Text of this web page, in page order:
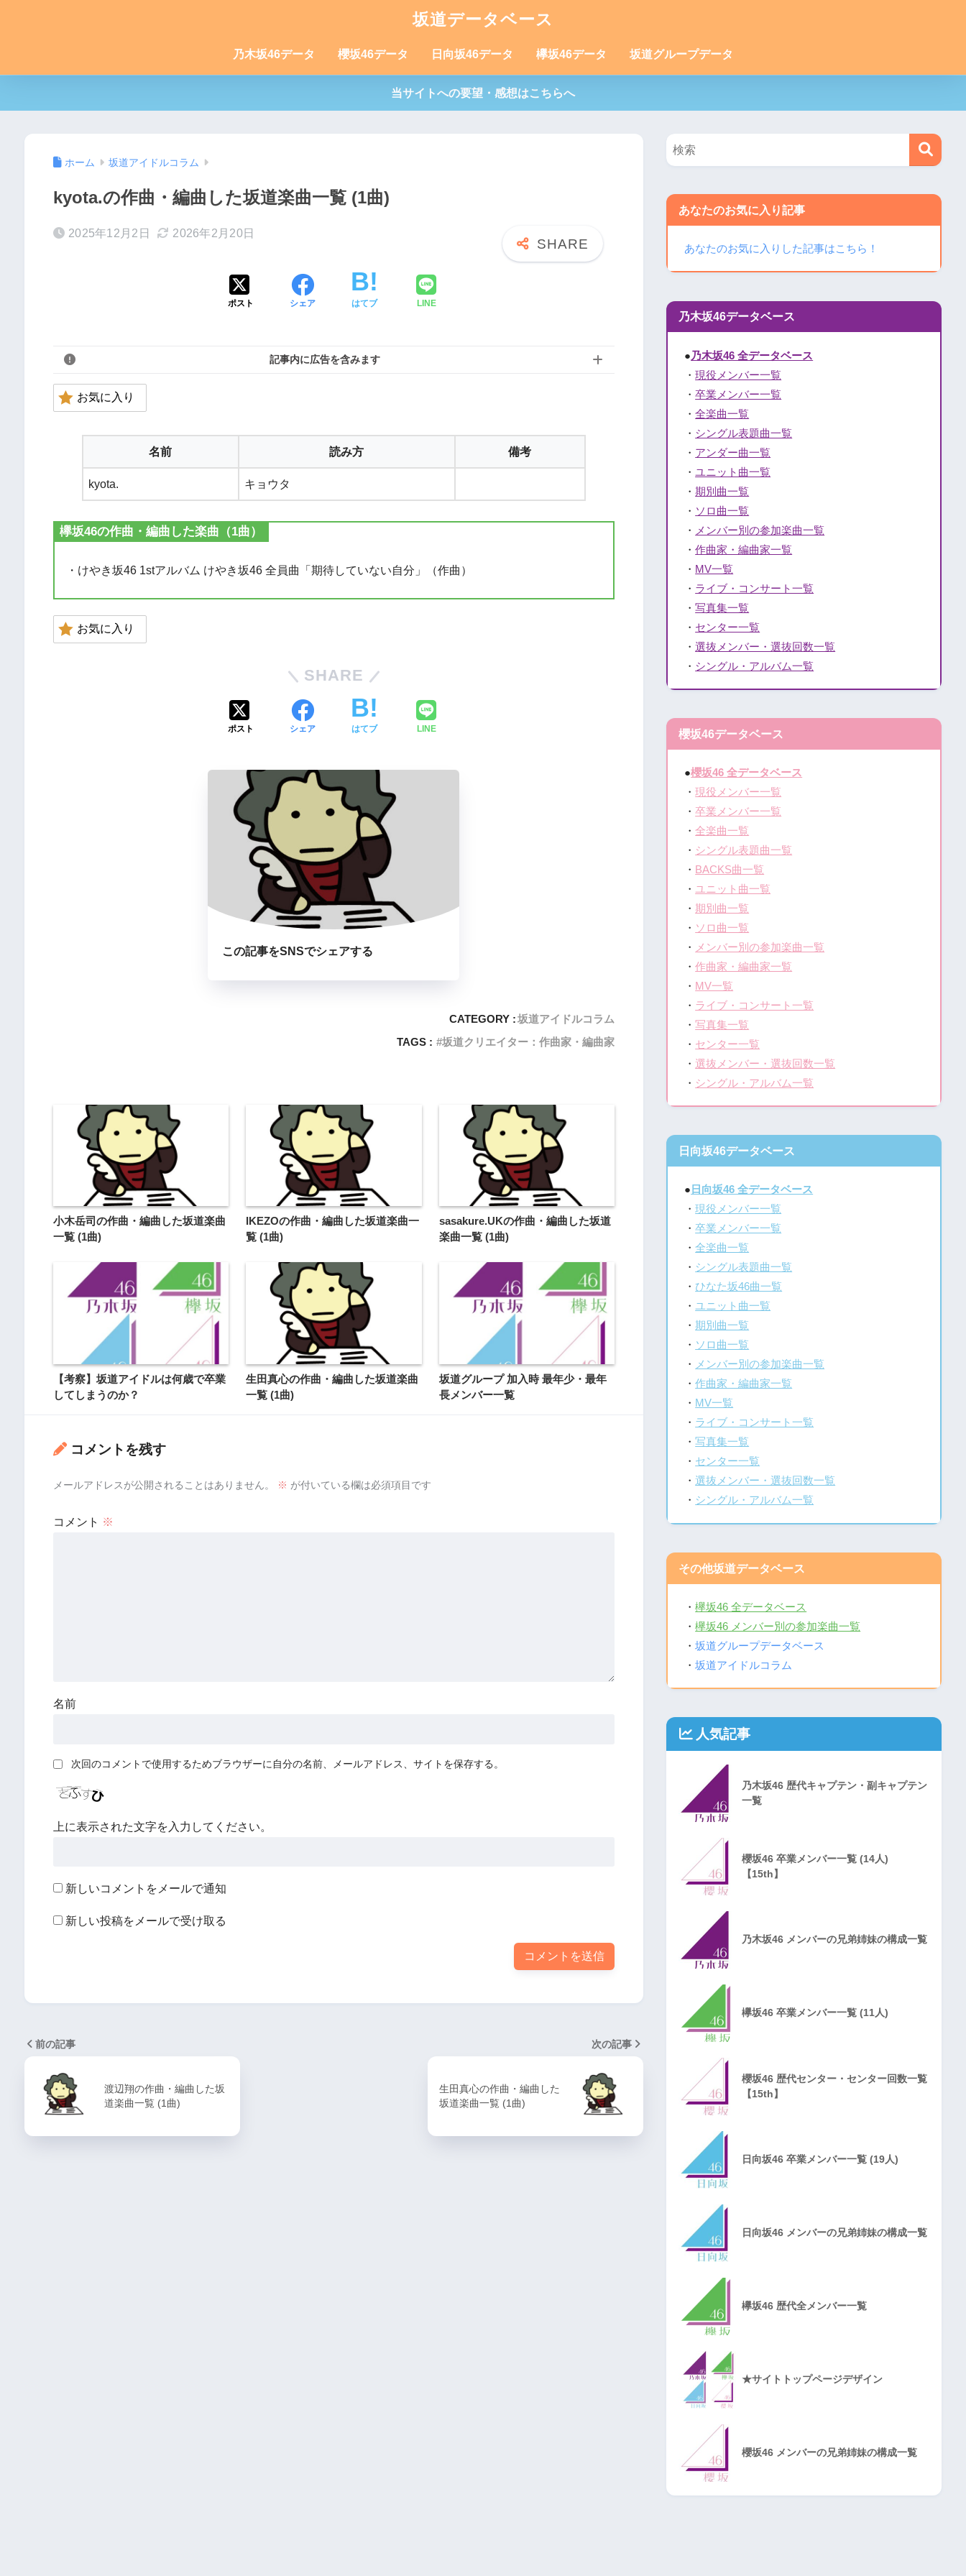
坂道データベース
乃木坂46データ 櫻坂46データ 日向坂46データ 欅坂46データ 坂道グループデータ
当サイトへの要望・感想はこちらへ
ホーム 坂道アイドルコラム
kyota.の作曲・編曲した坂道楽曲一覧 (1曲)
2025年12月2日 2026年2月20日
ポスト シェア はてブ LINE
記事内に広告を含みます
お気に入り
名前 読み方 備考
kyota. キョウタ
欅坂46の作曲・編曲した楽曲（1曲）
・けやき坂46 1stアルバム けやき坂46 全員曲「期待していない自分」（作曲）
お気に入り
SHARE
ポスト シェア はてブ LINE
この記事をSNSでシェアする
CATEGORY :坂道アイドルコラム
TAGS :
坂道クリエイター：作曲家・編曲家
小木岳司の作曲・編曲した坂道楽曲
一覧 (1曲)
IKEZOの作曲・編曲した坂道楽曲一
覧 (1曲)
sasakure.UKの作曲・編曲した坂道
楽曲一覧 (1曲)
【考察】坂道アイドルは何歳で卒業
してしまうのか？
生田真心の作曲・編曲した坂道楽曲
一覧 (1曲)
坂道グループ 加入時 最年少・最年
長メンバー一覧
コメントを残す
メールアドレスが公開されることはありません。 ※ が付いている欄は必須項目です
コメント ※
名前
次回のコメントで使用するためブラウザーに自分の名前、メールアドレス、サイトを保存する。
上に表示された文字を入力してください。
新しいコメントをメールで通知
新しい投稿をメールで受け取る
前の記事
渡辺翔の作曲・編曲した坂
道楽曲一覧 (1曲)
次の記事
生田真心の作曲・編曲した
坂道楽曲一覧 (1曲)
あなたのお気に入り記事
あなたのお気に入りした記事はこちら！
乃木坂46データベース
●乃木坂46 全データベース
・現役メンバー一覧
・卒業メンバー一覧
・全楽曲一覧
・ シングル表題曲一覧
・ アンダー曲一覧
・ユニット曲一覧
・期別曲一覧
・ ソロ曲一覧
・ メンバー別の参加楽曲一覧
・作曲家・編曲家一覧
・ MV一覧
・ ライブ・コンサート一覧
・写真集一覧
・ センター一覧
・選抜メンバー・選抜回数一覧
・ シングル・アルバム一覧
櫻坂46データベース
●櫻坂46 全データベース
・現役メンバー一覧
・卒業メンバー一覧
・全楽曲一覧
・ シングル表題曲一覧
・ BACKS曲一覧
・ ユニット曲一覧
・期別曲一覧
・ ソロ曲一覧
・ メンバー別の参加楽曲一覧
・作曲家・編曲家一覧
・ MV一覧
・ ライブ・コンサート一覧
・写真集一覧
・ センター一覧
・選抜メンバー・選抜回数一覧
・ シングル・アルバム一覧
日向坂46データベース
● 日向坂46 全データベース
・現役メンバー一覧
・卒業メンバー一覧
・全楽曲一覧
・ シングル表題曲一覧
・ひなた坂46曲一覧
・ ユニット曲一覧
・期別曲一覧
・ ソロ曲一覧
・ メンバー別の参加楽曲一覧
・作曲家・編曲家一覧
・ MV一覧
・ ライブ・コンサート一覧
・写真集一覧
・ センター一覧
・選抜メンバー・選抜回数一覧
・ シングル・アルバム一覧
その他坂道データベース
・欅坂46 全データベース
・欅坂46 メンバー別の参加楽曲一覧
・坂道グループデータベース
・坂道アイドルコラム
人気記事
乃木坂46 歴代キャプテン・副キャプテン
一覧
櫻坂46 卒業メンバー一覧 (14人)
【15th】
乃木坂46 メンバーの兄弟姉妹の構成一覧
欅坂46 卒業メンバー一覧 (11人)
櫻坂46 歴代センター・センター回数一覧
【15th】
日向坂46 卒業メンバー一覧 (19人)
日向坂46 メンバーの兄弟姉妹の構成一覧
欅坂46 歴代全メンバー一覧
★サイトトップページデザイン
櫻坂46 メンバーの兄弟姉妹の構成一覧